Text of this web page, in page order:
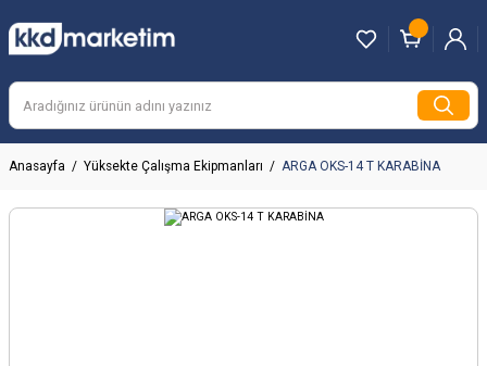
Anasayfa Yüksekte Çalışma Ekipmanları ARGA OKS-14 T KARABİNA